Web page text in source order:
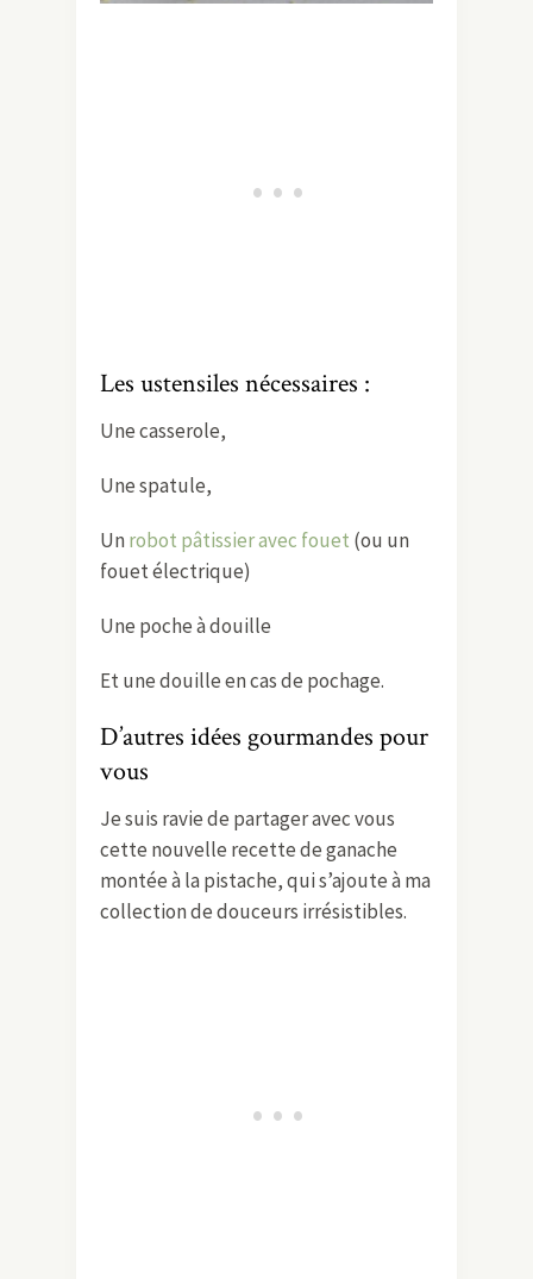
Les ustensiles nécessaires :
Une casserole,
Une spatule,
Un robot pâtissier avec fouet (ou un
fouet électrique)
Une poche à douille
Et une douille en cas de pochage.
D’autres idées gourmandes pour
vous
Je suis ravie de partager avec vous
cette nouvelle recette de ganache
montée à la pistache, qui s’ajoute à ma
collection de douceurs irrésistibles.